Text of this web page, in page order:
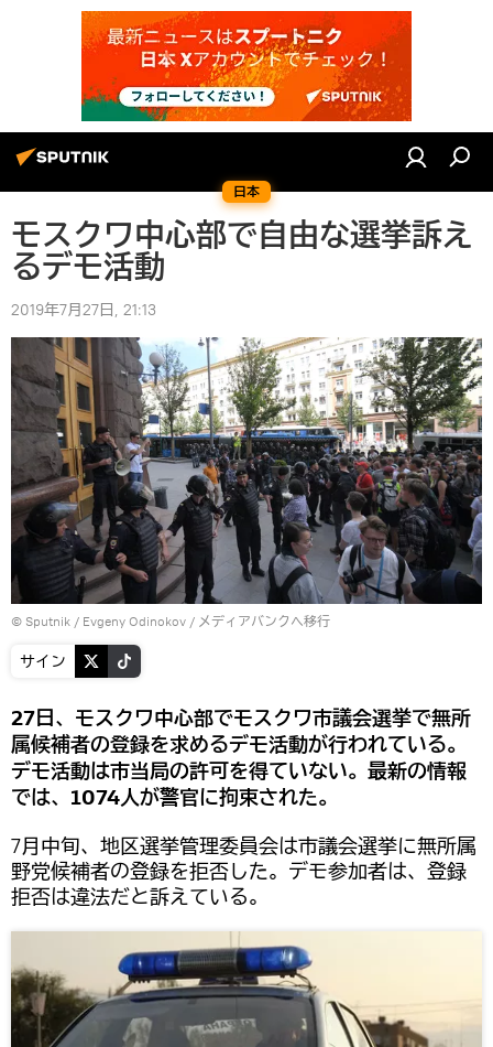
日本
モスクワ中心部で自由な選挙訴え
るデモ活動
2019年7月27日, 21:13
© Sputnik / Evgeny Odinokov / メディアバンクへ移行
サイン
27日、モスクワ中心部でモスクワ市議会選挙で無所
属候補者の登録を求めるデモ活動が行われている。
デモ活動は市当局の許可を得ていない。最新の情報
では、1074人が警官に拘束された。
7月中旬、地区選挙管理委員会は市議会選挙に無所属
野党候補者の登録を拒否した。デモ参加者は、登録
拒否は違法だと訴えている。